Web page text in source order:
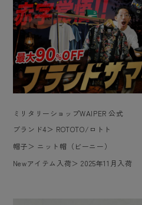
ミリタリーショップWAIPER 公式
ブランド4＞ ROTOTO/ロトト
帽子＞ ニット帽（ビーニー）
Newアイテム入荷＞2025年11月入荷